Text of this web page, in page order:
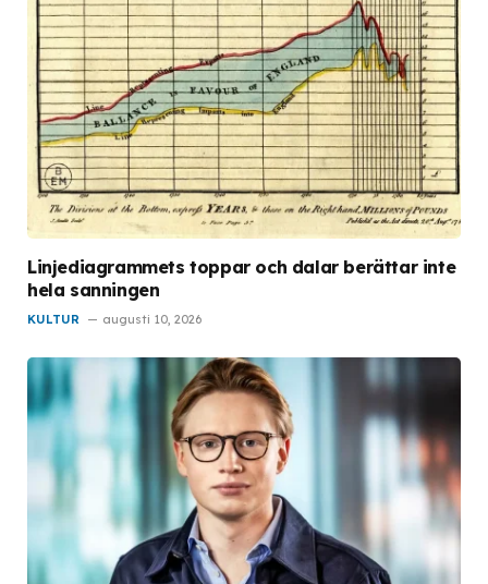
Linjediagrammets toppar och dalar berättar inte
hela sanningen
KULTUR augusti 10, 2026